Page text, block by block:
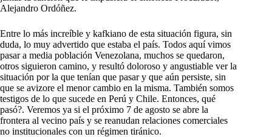
Alejandro Ordóñez.
Entre lo más increíble y kafkiano de esta situación figura, sin
duda, lo muy advertido que estaba el país. Todos aquí vimos
pasar a media población Venezolana, muchos se quedaron,
otros siguieron camino, y resultó doloroso y angustiable ver la
situación por la que tenían que pasar y que aún persiste, sin
que se avizore el menor cambio en la misma. También somos
testigos de lo que sucede en Perú y Chile. Entonces, qué
pasó?. Veremos ya si el próximo 7 de agosto se abre la
frontera al vecino país y se reanudan relaciones comerciales
no institucionales con un régimen tiránico.